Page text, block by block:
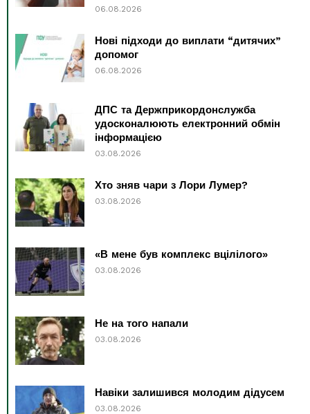
06.08.2026
Нові підходи до виплати “дитячих”
допомог
06.08.2026
ДПС та Держприкордонслужба
удосконалюють електронний обмін
інформацією
03.08.2026
Хто зняв чари з Лори Лумер?
03.08.2026
«В мене був комплекс вцілілого»
03.08.2026
Не на того напали
03.08.2026
Навіки залишився молодим дідусем
03.08.2026